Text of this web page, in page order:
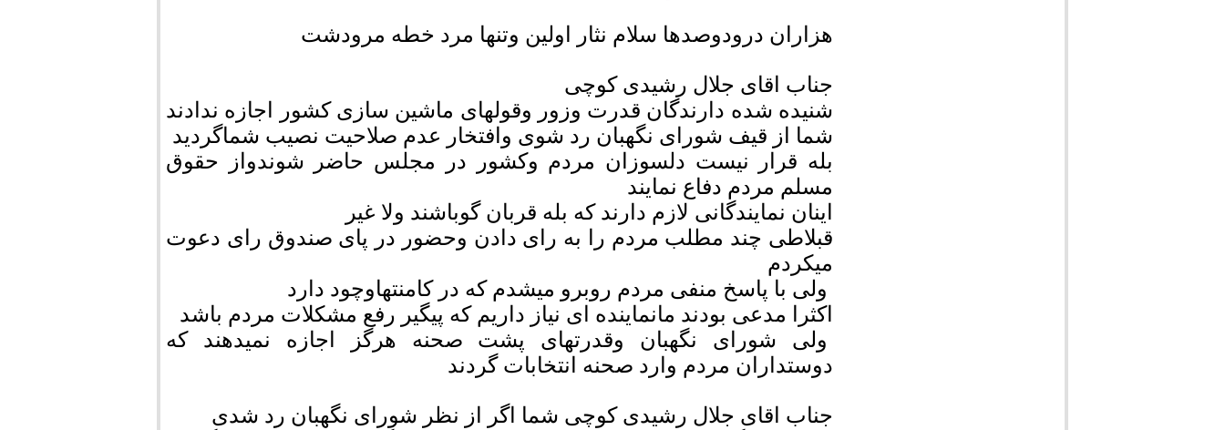
هزاران درودوصدها سلام نثار اولین وتنها مرد خطه مرودشت
جناب اقای جلال رشیدی کوچی
شنیده شده دارندگان قدرت وزور وقولهای ماشین سازی کشور اجازه ندادند
شما از قیف شورای نگهبان رد شوی وافتخار عدم صلاحیت نصیب شماگردید
بله قرار نیست دلسوزان مردم وکشور در مجلس حاضر شوندواز حقوق
مسلم مردم دفاع نمایند
اینان نمایندگانی لازم دارند که بله قربان گوباشند ولا غیر
قبلاطی چند مطلب مردم را به رای دادن وحضور در پای صندوق رای دعوت
میکردم
ولی با پاسخ منفی مردم روبرو میشدم که در کامنتهاوچود دارد
اکثرا مدعی بودند مانماینده ای نیاز داریم که پیگیر رفع مشکلات مردم باشد
ولی شورای نگهبان وقدرتهای پشت صحنه هرگز اجازه نمیدهند که
دوستداران مردم وارد صحنه انتخابات گردند
جناب اقای جلال رشیدی کوچی شما اگر از نظر شورای نگهبان رد شدی